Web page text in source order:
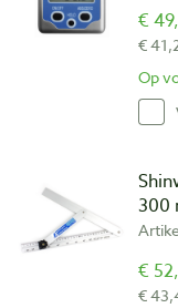
€
€
Op
300
€
€